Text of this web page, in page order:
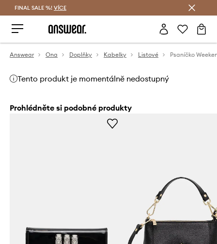
FINAL SALE %! VÍCE
Answear Ona Doplňky Kabelky Listové Psaníčko
Tento produkt je momentálně nedostupný
Prohlédněte si podobné produkty